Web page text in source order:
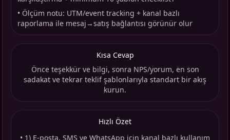
• Ölçüm notu: UTM/event tracking + kanal bazlı
raporlama ile mesaj→satış bağlantısı görünür olur
Kısa Cevap
Önce teşekkür ve bilgi, sonra NPS/yorum, en son
sadakat ve tekrar teklif şablonlarıyla standart bir akış
kurun.
Hızlı Özet
• 1) E-posta, SMS ve WhatsApp için kanal bazlı kullanım